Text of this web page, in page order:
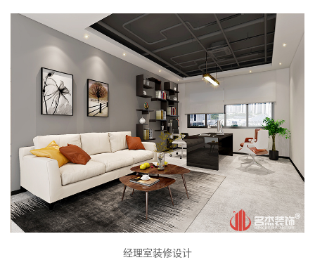
经理室装修设计